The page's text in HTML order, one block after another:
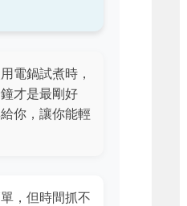
電鍋試煮時，
才是最剛好
你，讓你能輕
，但時間抓不